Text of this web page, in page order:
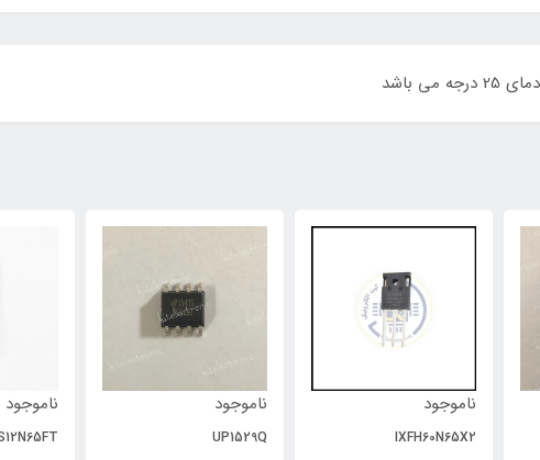
ناموجود
IXFH60N65X2
ناموجود
UP1529Q
ناموجود